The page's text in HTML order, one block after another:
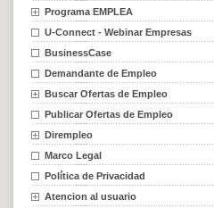
Programa EMPLEA
U-Connect - Webinar Empresas
BusinessCase
Demandante de Empleo
Buscar Ofertas de Empleo
Publicar Ofertas de Empleo
Dirempleo
Marco Legal
Política de Privacidad
Atencion al usuario